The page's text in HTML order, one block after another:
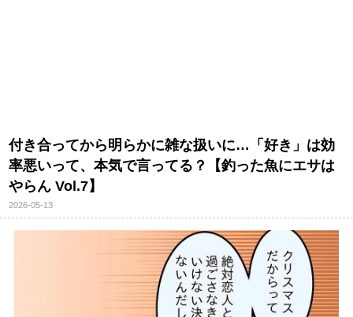
付き合ってから明らかに雑な扱いに…「好き」は効
率悪いって、本気で言ってる？【釣った魚にエサは
らん Vol.7】
2026-05-13